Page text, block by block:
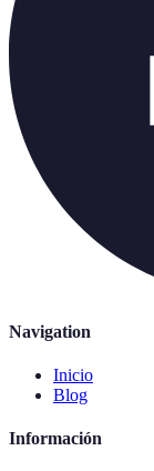
Navigation
Inicio
Blog
Información